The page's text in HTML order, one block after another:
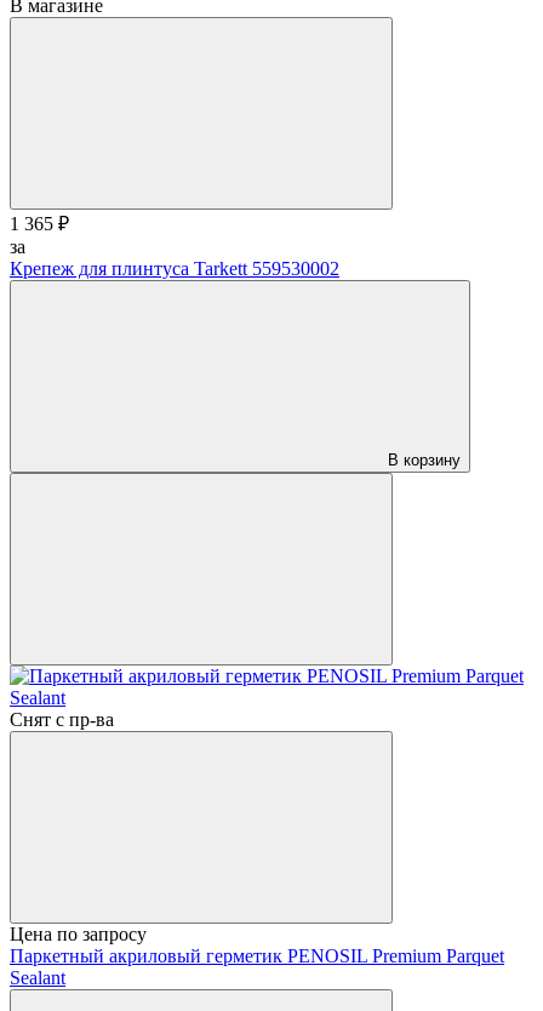
В магазине
1 365 ₽
за
Крепеж для плинтуса Tarkett 559530002
В корзину
Снят с пр-ва
Цена по запросу
Паркетный акриловый герметик PENOSIL Premium Parquet
Sealant